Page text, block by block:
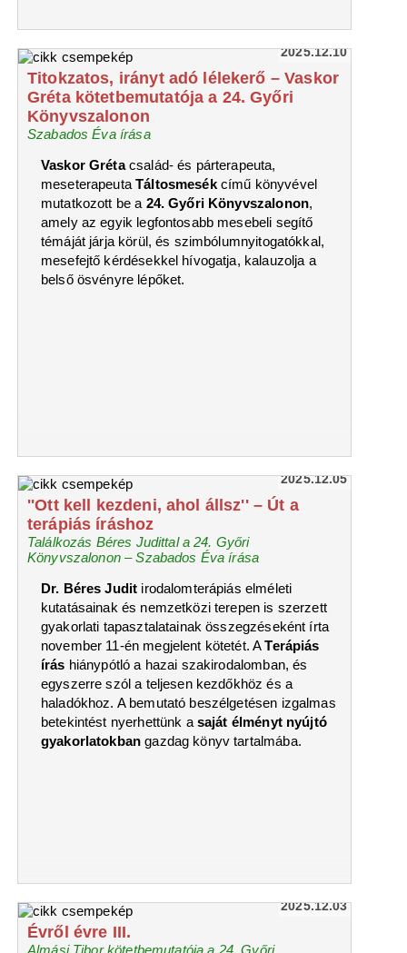
2025.12.10
Titokzatos, irányt adó lélekerő – Vaskor
Gréta kötetbemutatója a 24. Győri
Könyvszalonon
Szabados Éva írása
Vaskor Grétacsalád- és párterapeuta,
meseterapeutaTáltosmesékcímű könyvével
mutatkozott be a 24. Győri Könyvszalonon,
amely az egyik legfontosabb mesebeli segítő
témáját járja körül, és szimbólumnyitogatókkal,
mesefejtő kérdésekkel hívogatja, kalauzolja a
belső ösvényre lépőket.
2025.12.05
''Ott kell kezdeni, ahol állsz'' – Út a
terápiás íráshoz
Találkozás Béres Judittal a 24. Győri
Könyvszalonon – Szabados Éva írása
Dr. Béres Judit irodalomterápiás elméleti
kutatásainak és nemzetközi terepen is szerzett
gyakorlati tapasztalatainak összegzéseként írta
november 11-én megjelent kötetét. ATerápiás
írás hiánypótló a hazai szakirodalomban, és
egyszerre szól a teljesen kezdőkhöz és a
haladókhoz. A bemutató beszélgetésen izgalmas
betekintést nyerhettünk a saját élményt nyújtó
gyakorlatokban gazdag könyv tartalmába.
2025.12.03
Évről évre III.
Almási Tibor kötetbemutatója a 24. Győri